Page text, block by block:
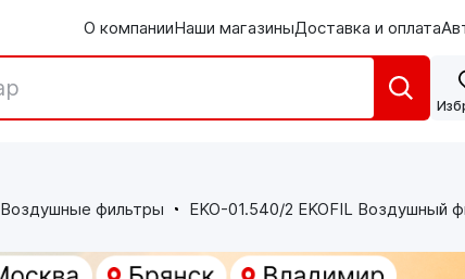
О компанииНаши магазиныДоставка и оплата
Воздушные фильтры EKO-01.540/2 EKOFIL Воздушный